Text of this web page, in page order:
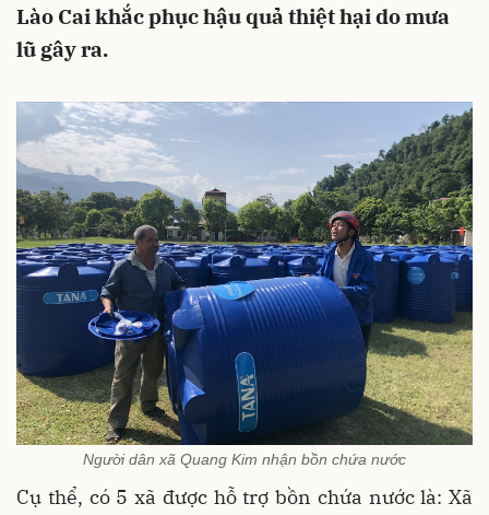
Lào Cai khắc phục hậu quả thiệt hại do mưa
lũ gây ra.
Người dân xã Quang Kim nhận bồn chứa nước
Cụ thể, có 5 xã được hỗ trợ bồn chứa nước là: Xã